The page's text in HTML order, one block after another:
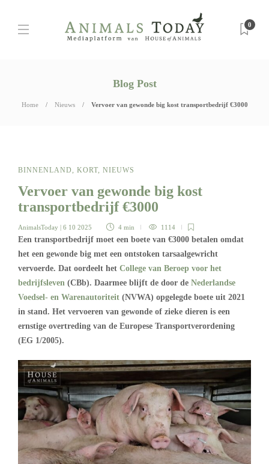
0
Blog Post
Home Nieuws Vervoer van gewonde big kost transportbedrijf €3000
BINNENLAND, KORT, NIEUWS
Vervoer van gewonde big kost
transportbedrijf €3000
AnimalsToday | 6 10 2025 4 min 1114
Een transportbedrijf moet een boete van €3000 betalen omdat
het een gewonde big met een ontstoken tarsaalgewricht
vervoerde. Dat oordeelt het College van Beroep voor het
bedrijfsleven (CBb). Daarmee blijft de door de Nederlandse
Voedsel- en Warenautoriteit (NVWA) opgelegde boete uit 2021
in stand. Het vervoeren van gewonde of zieke dieren is een
ernstige overtreding van de Europese Transportverordening
(EG 1/2005).